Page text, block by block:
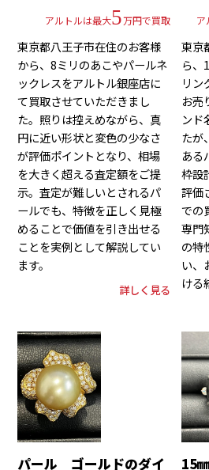
アルトルは最大5万円で買取
東京都八王子市在住のお客様
から、8ミリのあこやパールネ
ックレスをアルトル銀座店に
て買取させていただきまし
た。照りは控えめながら、真
円に近い形状と変色の少なさ
が評価ポイントとなり、相場
を大きく超える査定額をご提
示。査定が難しいとされるパ
ールでも、特徴を正しく見極
めることで価値を引き出せる
ことを実例として解説してい
ます。
詳しく見る
ア
東京
ら、
リン
お売
ンド
たが
ある
枠設
評価
での
専門
の特
い、
ける
パール ゴールドのダイ
15